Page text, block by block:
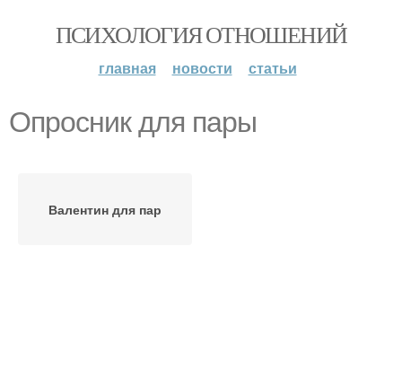
ПСИХОЛОГИЯ ОТНОШЕНИЙ
главная новости статьи
Опросник для пары
Валентин для пар